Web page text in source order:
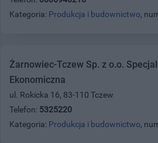
Kategoria: Produkcja i budownictwo,
Żarnowiec-Tczew Sp. z o.o.
Ekonomiczna
ul. Rokicka 16, 83-110 Tczew
Telefon: 5325220
Kategoria: Produkcja i budownictwo,